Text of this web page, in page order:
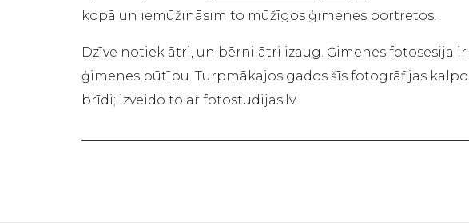
kopā un iemūžināsim to mūžīgos ģimenes portretos.
Dzīve notiek ātri, un bērni ātri izaug. Ģimenes fotosesija
ģimenes būtību. Turpmākajos gados šīs fotogrāfijas
brīdi; izveido to ar fotostudijas.lv.